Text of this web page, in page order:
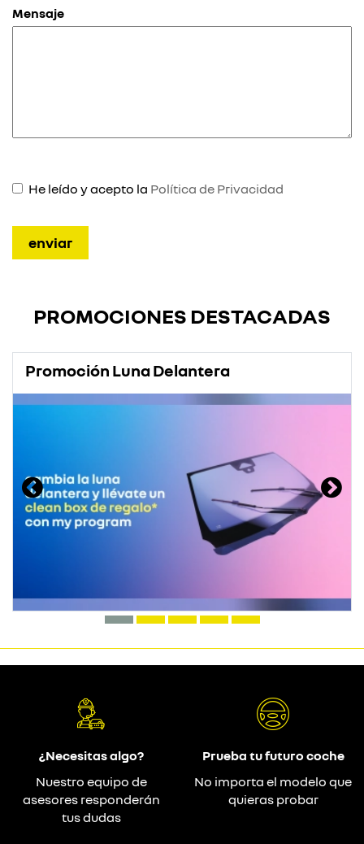
Mensaje
He leído y acepto la Política de Privacidad
PROMOCIONES DESTACADAS
Promoción Luna Delantera
¿Necesitas algo?
Nuestro equipo de
asesores responderán
tus dudas
Prueba tu futuro coche
No importa el modelo que
quieras probar